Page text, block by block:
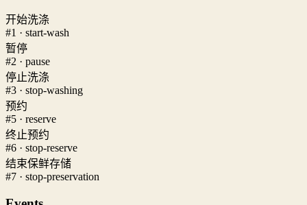
开始洗涤
#1 · start-wash
暂停
#2 · pause
停止洗涤
#3 · stop-washing
预约
#5 · reserve
终止预约
#6 · stop-reserve
结束保鲜存储
#7 · stop-preservation